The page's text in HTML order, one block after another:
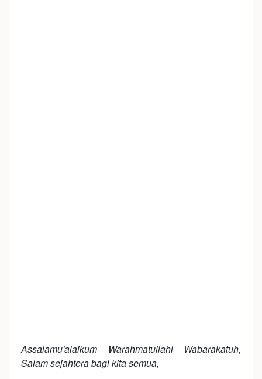
Assalamu'alaikum Warahmatullahi Wabarakatuh,
Salam sejahtera bagi kita semua,